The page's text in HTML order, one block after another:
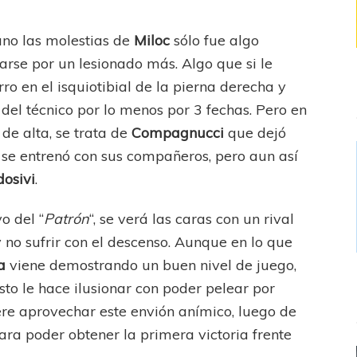
las molestias de Milocsólo fue algo
por un lesionado más. Algo que si le
en el isquiotibial de la pierna derecha y
técnico por lo menos por 3 fechas. Pero en
alta, se trata deCompagnuccique dejó
entrenó con sus compañeros, pero aun así
.
del “Patrón“, se verá las caras con un rival
sufrir con el descenso. Aunque en lo que
viene demostrando un buen nivel de juego,
le hace ilusionar con poder pelear por
aprovechar este envión anímico, luego de
poder obtener la primera victoria frente